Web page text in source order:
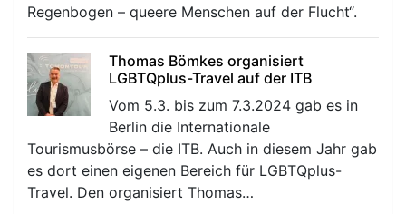
Regenbogen – queere Menschen auf der Flucht“.
Thomas Bömkes organisiert
LGBTQplus-Travel auf der ITB
Vom 5.3. bis zum 7.3.2024 gab es in
Berlin die Internationale
Tourismusbörse – die ITB. Auch in diesem Jahr gab
es dort einen eigenen Bereich für LGBTQplus-
Travel. Den organisiert Thomas…